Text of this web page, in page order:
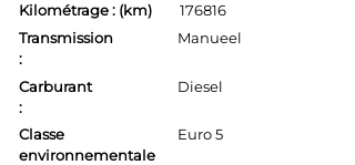
Kilométrage : (km)
176816
Transmission
:
Manueel
Carburant
:
Classe
environnementale
Diesel
Euro 5